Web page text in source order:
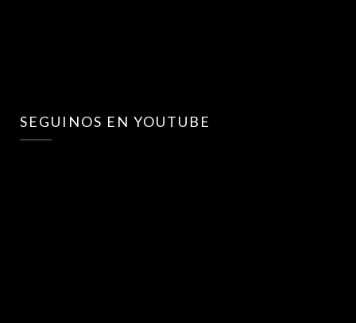
SEGUINOS EN YOUTUBE